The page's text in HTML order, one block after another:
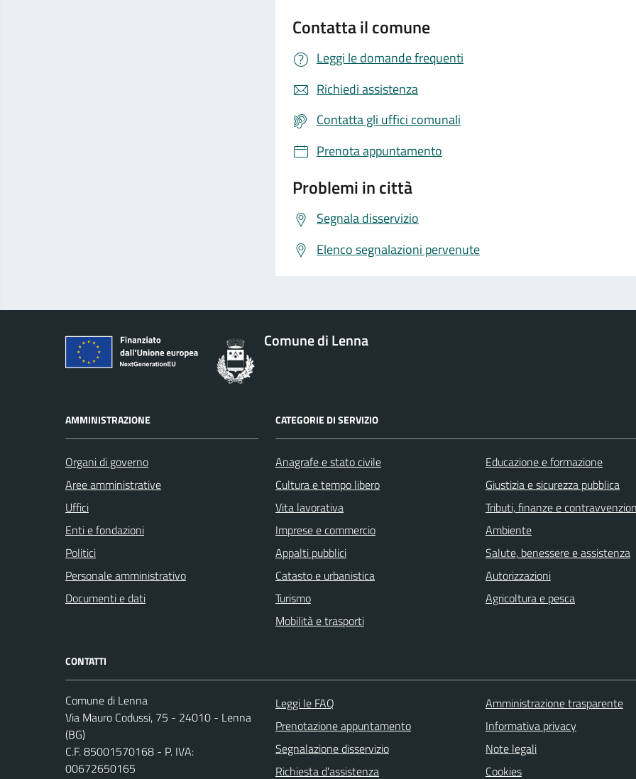
Contatta il comune
Leggi le domande frequenti
Richiedi assistenza
Contatta gli uffici comunali
Prenota appuntamento
Problemi in città
Segnala disservizio
Elenco segnalazioni pervenute
Comune di Lenna
AMMINISTRAZIONE
Organi di governo
Aree amministrative
Uffici
Enti e fondazioni
Politici
Personale amministrativo
Documenti e dati
CATEGORIE DI SERVIZIO
Anagrafe e stato civile
Cultura e tempo libero
Vita lavorativa
Imprese e commercio
Appalti pubblici
Catasto e urbanistica
Turismo
Mobilità e trasporti
Educazione e formazione
Giustizia e sicurezza pubblica
Tributi, finanze e
Ambiente
Salute, benessere e assistenza
Autorizzazioni
Agricoltura e pesca
CONTATTI
Comune di Lenna
Via Mauro Codussi, 75 - 24010 - Lenna
(BG)
C.F. 85001570168 - P. IVA:
00672650165
Leggi le FAQ
Prenotazione appuntamento
Segnalazione disservizio
Richiesta d'assistenza
Amministrazione trasparente
Informativa privacy
Note legali
Cookies